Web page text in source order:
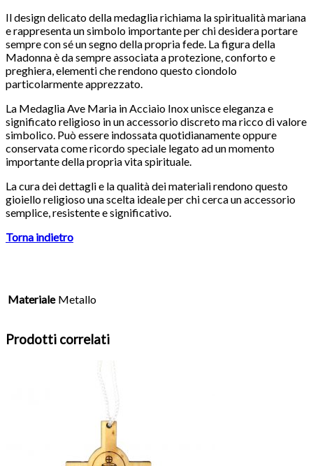
Il design delicato della medaglia richiama la spiritualità mariana
e rappresenta un simbolo importante per chi desidera portare
sempre con sé un segno della propria fede. La figura della
Madonna è da sempre associata a protezione, conforto e
preghiera, elementi che rendono questo ciondolo
particolarmente apprezzato.
La Medaglia Ave Maria in Acciaio Inox unisce eleganza e
significato religioso in un accessorio discreto ma ricco di valore
simbolico. Può essere indossata quotidianamente oppure
conservata come ricordo speciale legato ad un momento
importante della propria vita spirituale.
La cura dei dettagli e la qualità dei materiali rendono questo
gioiello religioso una scelta ideale per chi cerca un accessorio
semplice, resistente e significativo.
Torna indietro
Materiale Metallo
Prodotti correlati